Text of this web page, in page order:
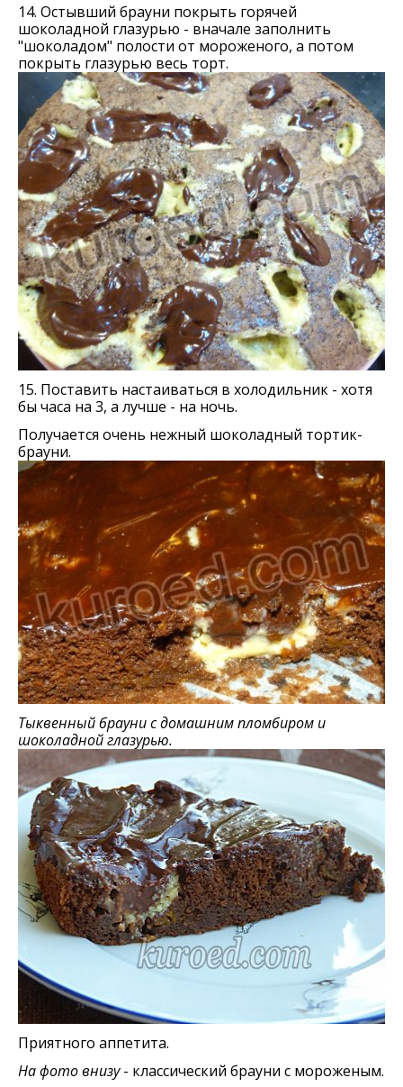
14. Остывший брауни покрыть горячей
шоколадной глазурью - вначале заполнить
"шоколадом" полости от мороженого, а потом
покрыть глазурью весь торт.
15. Поставить настаиваться в холодильник - хотя
бы часа на 3, а лучше - на ночь.
Получается очень нежный шоколадный тортик-
брауни.
Тыквенный брауни с домашним пломбиром и
шоколадной глазурью.
Приятного аппетита.
На фото внизу- классический брауни с мороженым.